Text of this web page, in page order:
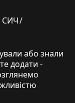
СИЧ
або знали
додати -